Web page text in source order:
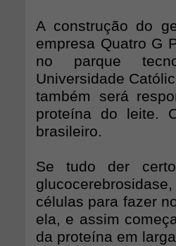
A construção do
empresa Quatro G
no parque
Universidade
também será
proteína do leite.
brasileiro.
Se tudo der
células para fazer
ela, e assim
da proteína em